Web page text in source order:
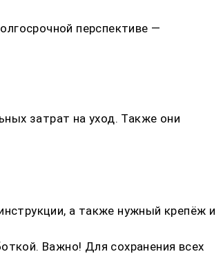
перспективе —
затрат на уход. Также они
а также нужный крепёж и
Важно! Для сохранения всех